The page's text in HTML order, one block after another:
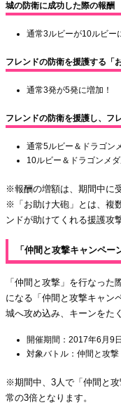
城の防衛に成功した際の報酬
通常3ルビーが10ルビー
フレンドの防衛を援護する「
通常3発が5発に増加！
フレンドの防衛を援護し、フ
通常5ルビー＆ドラゴン
10ルビー＆ドラゴンメダ
※報酬の増額は、期間中に
※「お助け大砲」とは、複
ンドが助けてくれる援護攻
「仲間と攻撃キャンペー
「仲間と攻撃」を行なっ
になる「仲間と攻撃キャン
城へ攻め込み、キーンをた
開催期間：2017年6月9
対象バトル：仲間と攻撃
※期間中、3人で「仲間と
常の3倍となります。